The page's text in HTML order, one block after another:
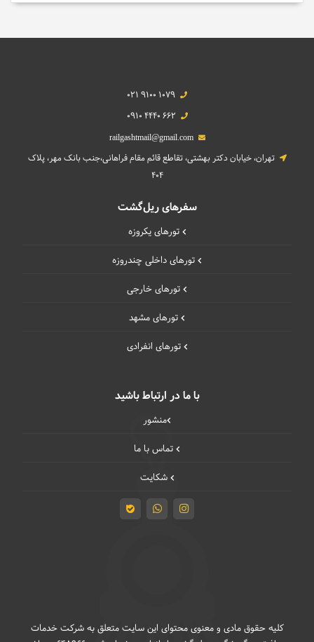
021 9100 1079
0910 4440 662
railgashtmail@gmail.com
تهران، خیابان دکتر بهشتی، تقاطع قائم مقام فراهانی،جنب بانک مهر، پلاک
404
سفرهای ریل‌گشت
تورهای یکروزه
تورهای داخلی چند‌روزه
تورهای خارجی
تورهای مشهد
تورهای انفرادی
با ما در ارتباط باشید
منشور
تماس با ما
شکایت
کلیه حقوق مادی و معنوی محتوای این سایت متعلق به شرکت خدمات